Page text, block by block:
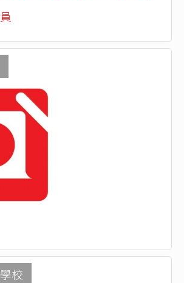
校